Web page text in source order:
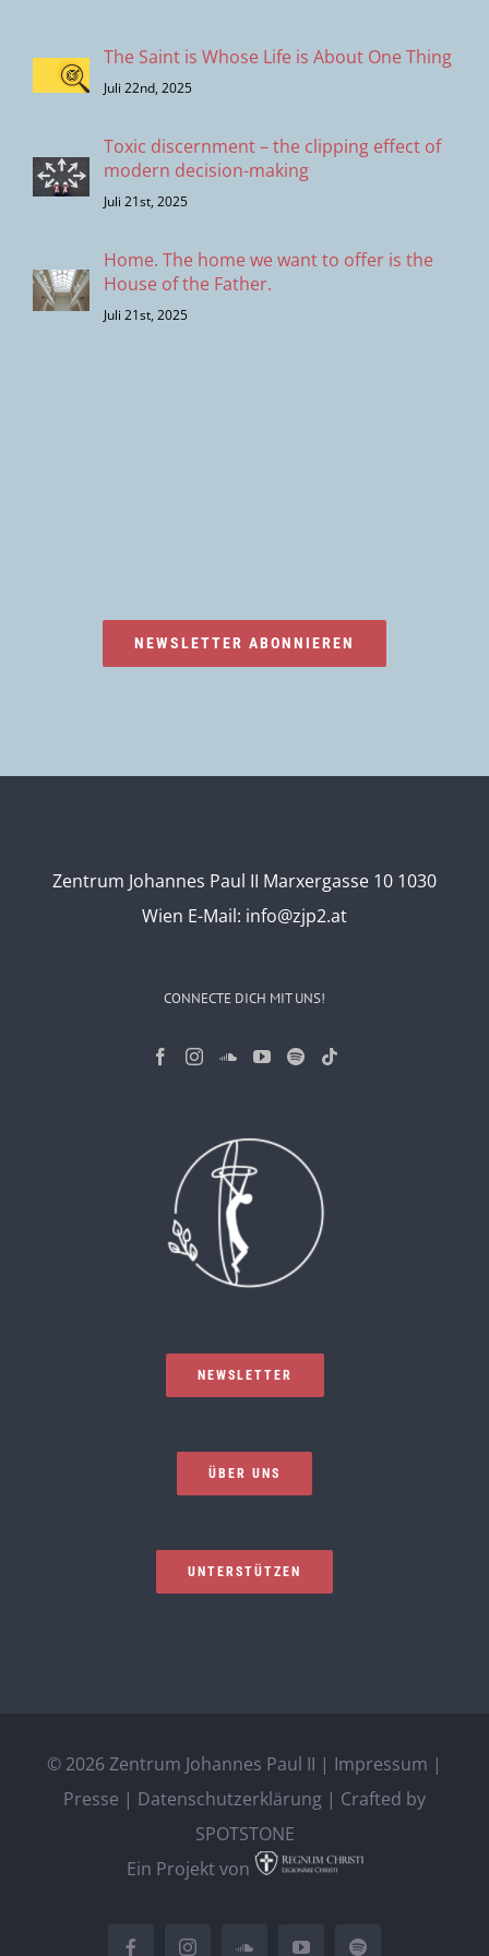
The Saint is Whose Life is About One Thing
Juli 22nd, 2025
Toxic discernment – the clipping effect of
modern decision-making
Juli 21st, 2025
Home. The home we want to offer is the
House of the Father.
Juli 21st, 2025
NEWSLETTER ABONNIEREN
Zentrum Johannes Paul II Marxergasse 10 1030
Wien E-Mail: info@zjp2.at
CONNECTE DICH MIT UNS!
NEWSLETTER
ÜBER UNS
UNTERSTÜTZEN
© 2026 Zentrum Johannes Paul II | Impressum |
Presse | Datenschutzerklärung | Crafted by
SPOTSTONE
Ein Projekt von